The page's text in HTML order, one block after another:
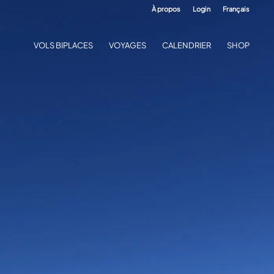
À propos Login Français
VOLS BIPLACES VOYAGES CALENDRIER SHOP